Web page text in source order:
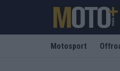
Motosport